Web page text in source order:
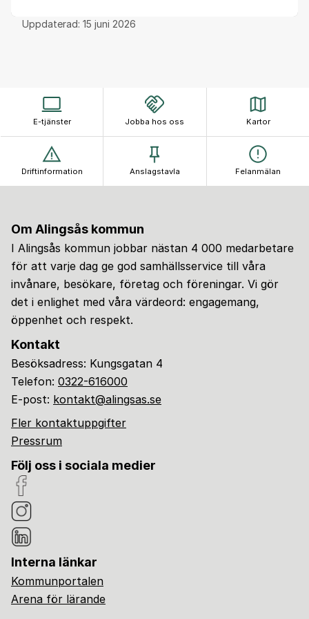
Uppdaterad: 15 juni 2026
E-tjänster Jobba hos oss Kartor
Driftinformation Anslagstavla Felanmälan
Om Alingsås kommun
I Alingsås kommun jobbar nästan 4 000 medarbetare
för att varje dag ge god samhällsservice till våra
invånare, besökare, företag och föreningar. Vi gör
det i enlighet med våra värdeord: engagemang,
öppenhet och respekt.
Kontakt
Besöksadress: Kungsgatan 4
Telefon: 0322-616000
E-post: kontakt@alingsas.se
Fler kontaktuppgifter
Pressrum
Följ oss i sociala medier
Interna länkar
Kommunportalen
Arena för lärande